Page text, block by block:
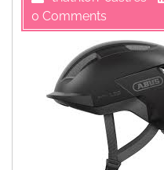
0 Comments